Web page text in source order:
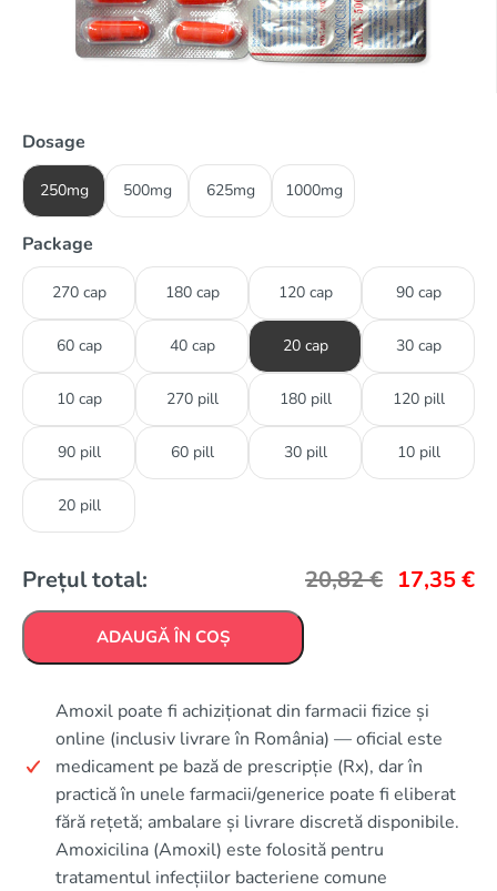
Dosage
250mg 500mg 625mg 1000mg
Package
270 cap 180 cap 120 cap 90 cap
60 cap 40 cap 20 cap 30 cap
10 cap 270 pill 180 pill 120 pill
90 pill 60 pill 30 pill 10 pill
20 pill
Prețul total: 20,82€ 17,35€
ADAUGĂ ÎN COȘ
Amoxil poate fi achiziționat din farmacii fizice și
online (inclusiv livrare în România) — oficial este
medicament pe bază de prescripție (Rx), dar în
practică în unele farmacii/generice poate fi eliberat
fără rețetă; ambalare și livrare discretă disponibile.
Amoxicilina (Amoxil) este folosită pentru
tratamentul infecțiilor bacteriene comune